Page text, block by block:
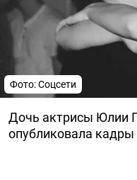
Фото: Соцсети
Дочь актрисы Юлии
опубликовала кадры